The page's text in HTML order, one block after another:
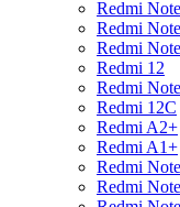
Redmi
Redmi
Redmi
Redmi 12
Redmi
Redmi 12C
Redmi A2+
Redmi A1+
Redmi
Redmi